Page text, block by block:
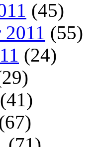
(45)
2011 (55)
(24)
(41)